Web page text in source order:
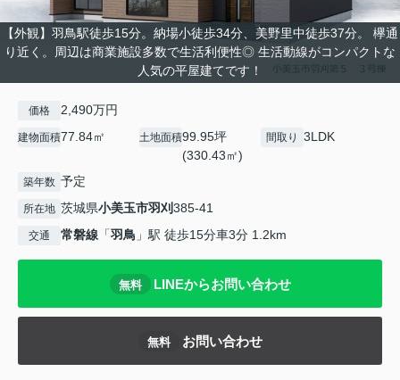
【外観】羽鳥駅徒歩15分。納場小徒歩34分、美野里中徒歩37分。 欅通
り近く。周辺は商業施設多数で生活利便性◎ 生活動線がコンパクトな
人気の平屋建てです！
価格 2,490万円
建物面積77.84㎡ 土地面積99.95坪
(330.43㎡)
間取り 3LDK
築年数 予定
所在地 茨城県小美玉市羽刈385-41
交通 常磐線 「羽鳥 」駅 徒歩15分車3分 1.2km
無料 LINEからお問い合わせ
無料 お問い合わせ